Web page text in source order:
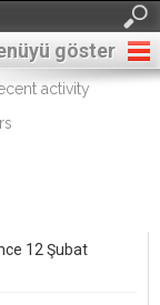
göster
activity
12 Şubat